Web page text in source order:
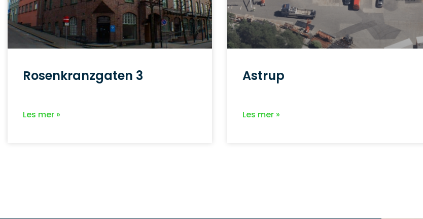
Rosenkranzgaten 3
Les mer »
Astrup
Les mer »